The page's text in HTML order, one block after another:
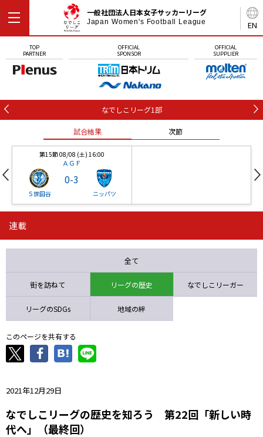
EN
一般社団法人日本女子サッカーリーグ
Japan Women's Football League
TOP
PARTNER
OFFICIAL
SPONSOR
OFFICIAL
SUPPLIER
なでしこリーグ1部
試合結果 次節
第15節 08/08 (土) 16:00
ＡＧＦ
Ｓ世田谷
0-3
ニッパツ
ニッパツ 石人の星
連載
全て
街を訪ねて リーグの歴史 なでしこリーガー
リーグのSDGs 地域の絆
このページを共有する
2021年12月29日
なでしこリーグの歴史を知ろう 第22回「新しい時
代へ」（最終回）